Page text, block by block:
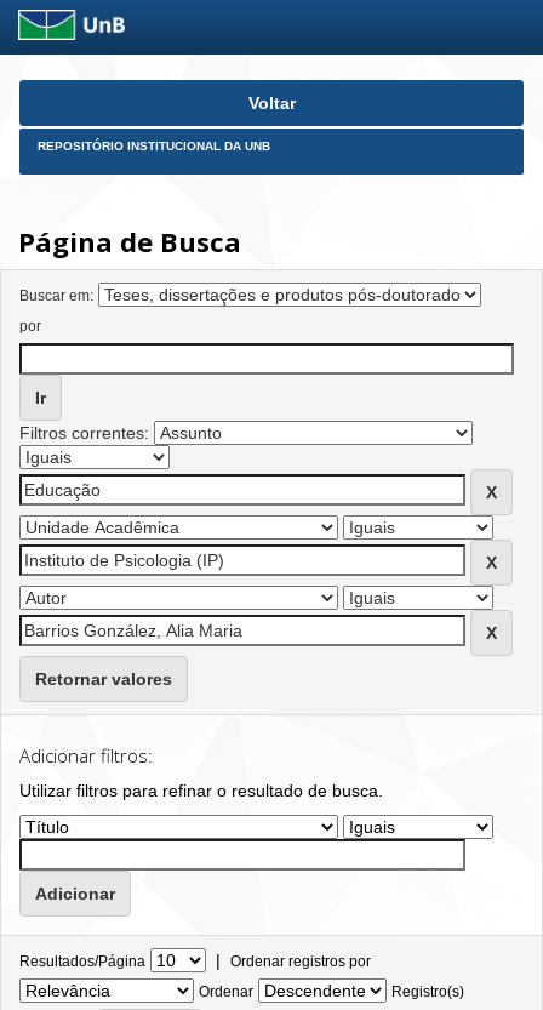
Skip
Voltar
REPOSITÓRIO INSTITUCIONAL DA UNB
Página de Busca
Buscar em:
por
Filtros correntes:
Retornar valores
Adicionar filtros:
Utilizar filtros para refinar o resultado de busca.
Resultados/Página | Ordenar registros por
Ordenar
Registro(s)